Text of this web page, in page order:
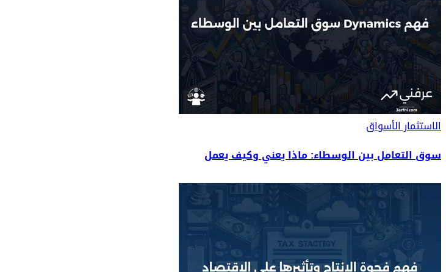
الاستثمارالأسواق
سوق التعامل بين الوسطاء: ماذا يعني وكيف يعمل